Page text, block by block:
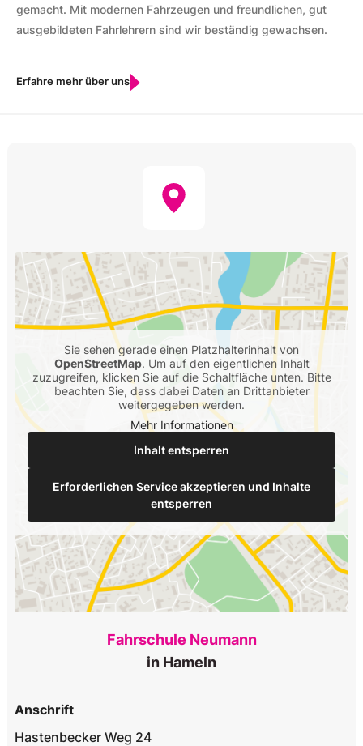
gemacht. Mit modernen Fahrzeugen und freundlichen, gut
ausgebildeten Fahrlehrern sind wir beständig gewachsen.
Erfahre mehr über uns
Sie sehen gerade einen Platzhalterinhalt von
OpenStreetMap. Um auf den eigentlichen Inhalt
zuzugreifen, klicken Sie auf die Schaltfläche unten. Bitte
beachten Sie, dass dabei Daten an Drittanbieter
weitergegeben werden.
Mehr Informationen
Inhalt entsperren
Erforderlichen Service akzeptieren und Inhalte
entsperren
Fahrschule Neumann
in Hameln
Anschrift
Hastenbecker Weg 24